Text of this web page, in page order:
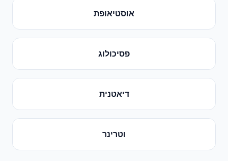
אוסטיאופת
פסיכולוג
דיאטנית
וטרינר